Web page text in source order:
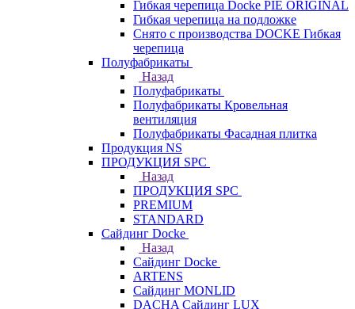
Гибкая черепица Docke PIE ОRIGINАL
Гибкая черепица на подложке
Снято с производства DOCKE Гибкая
черепица
Полуфабрикаты
Назад
Полуфабрикаты
Полуфабрикаты Кровельная
вентиляция
Полуфабрикаты Фасадная плитка
Продукция NS
ПРОДУКЦИЯ SPC
Назад
ПРОДУКЦИЯ SPC
PREMIUM
STANDARD
Сайдинг Docke
Назад
Сайдинг Docke
ARTENS
Cайдинг MONLID
DACHA Сайдинг LUX